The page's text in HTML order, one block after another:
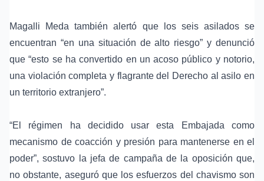
Magalli Meda también alertó que los seis asilados se
encuentran “en una situación de alto riesgo” y denunció
que “esto se ha convertido en un acoso público y notorio,
una violación completa y flagrante del Derecho al asilo en
un territorio extranjero”.
“El régimen ha decidido usar esta Embajada como
mecanismo de coacción y presión para mantenerse en el
poder”, sostuvo la jefa de campaña de la oposición que,
no obstante, aseguró que los esfuerzos del chavismo son